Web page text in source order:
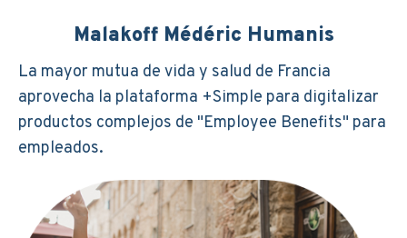
Malakoff Médéric Humanis
La mayor mutua de vida y salud de Francia
aprovecha la plataforma +Simple para digitalizar
productos complejos de "Employee Benefits" para
empleados.